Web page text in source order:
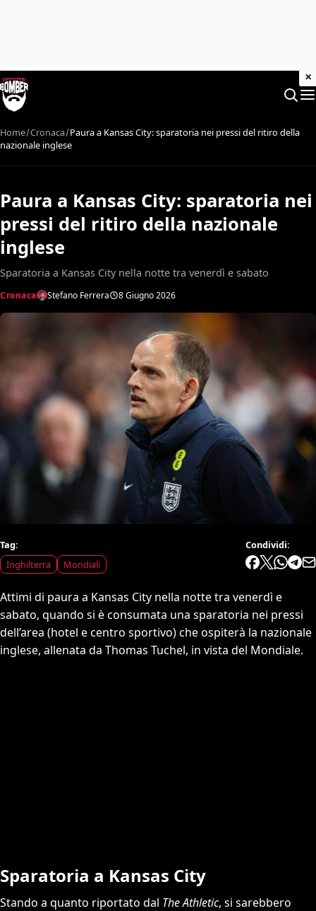
Home Cronaca Paura a Kansas City: sparatoria nei pressi del ritiro della
nazionale inglese
Paura a Kansas City: sparatoria nei
pressi del ritiro della nazionale
inglese
Sparatoria a Kansas City nella notte tra venerdì e sabato
Cronaca Stefano Ferrera 8 Giugno 2026
Tag:
Inghilterra
Mondiali
Condividi:
Attimi di paura a Kansas City nella notte tra venerdì e
sabato, quando si è consumata una sparatoria nei pressi
dell’area (hotel e centro sportivo) che ospiterà la nazionale
inglese, allenata da Thomas Tuchel, in vista del Mondiale.
Sparatoria a Kansas City
Stando a quanto riportato dal The Athletic, si sarebbero
×